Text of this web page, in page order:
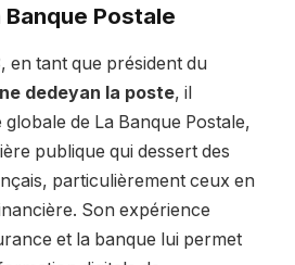
Postale
en tant que président du
dedeyan la poste, il
de La Banque Postale,
publique qui dessert des
particulièrement ceux en
Son expérience
et la banque lui permet